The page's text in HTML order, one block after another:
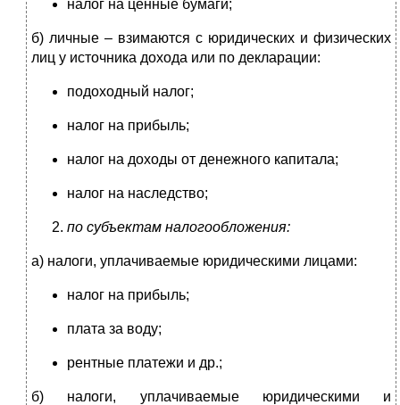
налог на ценные бумаги;
б) личные – взимаются с юридических и физических
лиц у источника дохода или по декларации:
подоходный налог;
налог на прибыль;
налог на доходы от денежного капитала;
налог на наследство;
по субъектам налогообложения:
а) налоги, уплачиваемые юридическими лицами:
налог на прибыль;
плата за воду;
рентные платежи и др.;
б) налоги, уплачиваемые юридическими и